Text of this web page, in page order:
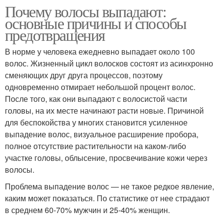
Почему волосы выпадают:
основные причины и способы
предотвращения
В норме у человека ежедневно выпадает около 100
волос. Жизненный цикл волосков состоят из асинхронно
сменяющих друг друга процессов, поэтому
одновременно отмирает небольшой процент волос.
После того, как они выпадают с волосистой части
головы, на их месте начинают расти новые. Причиной
для беспокойства у многих становится усиленное
выпадение волос, визуальное расширение пробора,
полное отсутствие растительности на каком-либо
участке головы, облысение, просвечивание кожи через
волосы.
Проблема выпадение волос — не такое редкое явление,
каким может показаться. По статистике от нее страдают
в среднем 60-70% мужчин и 25-40% женщин.